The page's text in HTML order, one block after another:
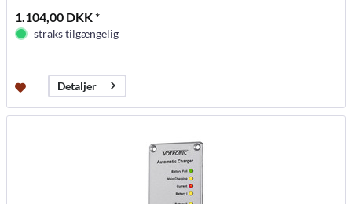
1.104,00 DKK *
straks tilgængelig
Detaljer